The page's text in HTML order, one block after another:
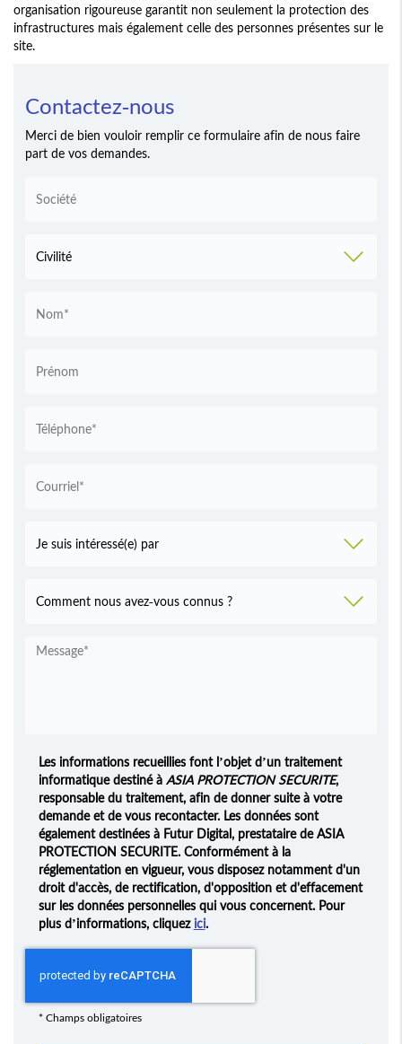
organisation rigoureuse garantit non seulement la protection des
infrastructures mais également celle des personnes présentes sur le
site.
Contactez-nous
Merci de bien vouloir remplir ce formulaire afin de nous faire
part de vos demandes.
Les informations recueillies font l’objet d’un traitement
informatique destiné àASIA PROTECTION SECURITE,
responsable du traitement, afin de donner suite à votre
demande et de vous recontacter. Les données sont
également destinées à Futur Digital, prestataire de ASIA
PROTECTION SECURITE. Conformément à la
réglementation en vigueur, vous disposez notamment d'un
droit d'accès, de rectification, d'opposition et d'effacement
sur les données personnelles qui vous concernent. Pour
plus d’informations, cliquezici.
* Champs obligatoires